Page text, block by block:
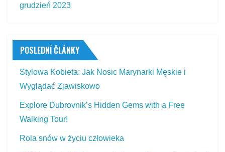
grudzień 2023
POSLEDNÍ ČLÁNKY
Stylowa Kobieta: Jak Nosic Marynarki Męskie i
Wyglądać Zjawiskowo
Explore Dubrovnik’s Hidden Gems with a Free
Walking Tour!
Rola snów w życiu człowieka